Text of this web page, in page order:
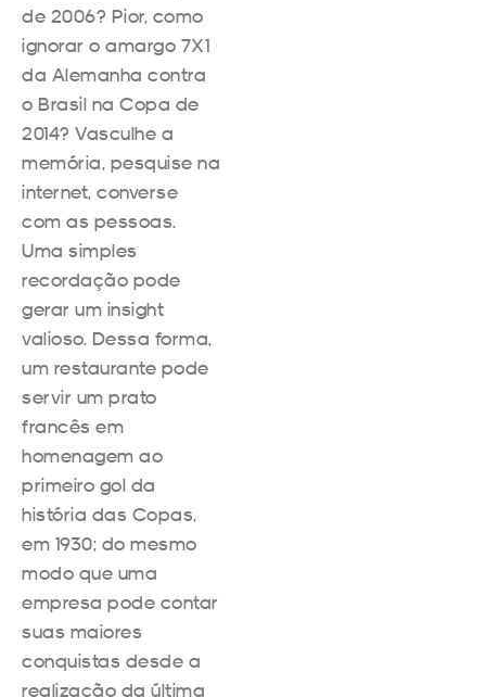
de 2006? Pior, como
ignorar o amargo 7X1
da Alemanha contra
o Brasil na Copa de
2014? Vasculhe a
memória, pesquise na
internet, converse
com as pessoas.
Uma simples
recordação pode
gerar um insight
valioso. Dessa forma,
um restaurante pode
servir um prato
francês em
homenagem ao
primeiro gol da
história das Copas,
em 1930; do mesmo
modo que uma
empresa pode contar
suas maiores
conquistas desde a
realização da última